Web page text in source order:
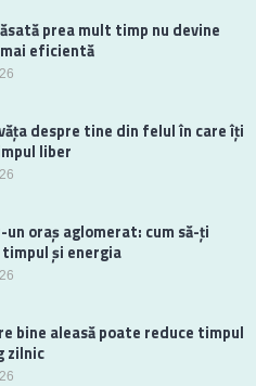
prea mult timp nu devine
eficientă
despre tine din felul în care îți
liber
oraș aglomerat: cum să-ți
și energia
bine aleasă poate reduce timpul
zilnic